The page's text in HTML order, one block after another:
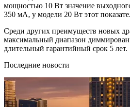
мощностью 10 Вт значение
350 мА, у модели 20 Вт этот
Среди других преимуществ новых
максимальный диапазон
длительный гарантийный срок 5 лет.
Последние новости